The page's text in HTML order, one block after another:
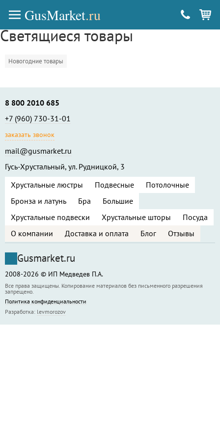
GusMarket.ru
Светящиеся товары
Новогодние товары
Хрустальные люстры Подвесные
Потолочные
Бронза и латунь
Бра
Большие
Хрустальные подвески
Хрустальные шторы Посуда
8 800 2010 685
+7 (960) 730-31-01
заказать звонок
mail@gusmarket.ru
Гусь-Хрустальный, ул. Рудницкой, 3
О компании Доставка и оплата Блог Отзывы
Gusmarket.ru
2008-2026 © ИП Медведев П.А.
Все права защищены. Копирование материалов без письменного разрешения
запрещено.
Политика конфиденциальности
Разработка: levmorozov